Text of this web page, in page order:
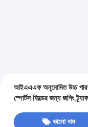
আইএএএফ অনুমোদিত উচ্চ
স্পোর্টস ফিল্ডের জন্য জগিং
ভালো দাম